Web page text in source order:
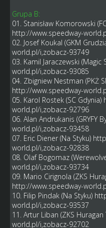
Grupa B:
01. Stanisław Komorowski
http://www.speedway-
02. Josef Koukal (GKM
world.pl/i,zobacz-93749
03. Kamil Jaraczewski (Magic
world.pl/i,zobacz-93085
04. Zbigniew Nestman (PKŻ
http://www.speedway-
05. Karol Rostek (SC Gdynia)
world.pl/i,zobacz-92796
06. Alan Andrukanis (GRYFY
world.pl/i,zobacz-93458
07. Eric Diener (Na Styku)
world.pl/i,zobacz-92838
08. Olaf Bogomaz
world.pl/i,zobacz-93734
09. Mario Cirignola (ZKS
http://www.speedway-
10. Filip Pindak (Na Styku)
world.pl/i,zobacz-93537
11. Artur Liban (ZKS Huragan
world.pl/i,zobacz-92702